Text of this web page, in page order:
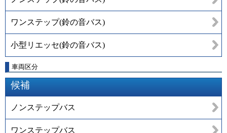
ワンステップ(鈴の音バス)
小型リエッセ(鈴の音バス)
車両区分
候補
ノンステップバス
ワンステップバス